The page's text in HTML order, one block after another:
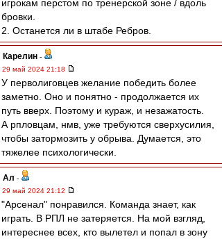
игрокам перстом по тренерской зоне / вдоль
бровки.
2. Останется ли в штабе Ребров.
Карелин -
29 май 2024 21:18
У перволиговцев желание победить более
заметно. Оно и понятно - продолжается их
путь вверх. Поэтому и кураж, и незажатость.
А рпловцам, нмв, уже требуются сверхусилия,
чтобы затормозить у обрыва. Думается, это
тяжелее психологически.
Ал -
29 май 2024 21:12
"Арсенал" понравился. Команда знает, как
играть. В РПЛ не затеряется. На мой взгляд,
интереснее всех, кто вылетел и попал в зону